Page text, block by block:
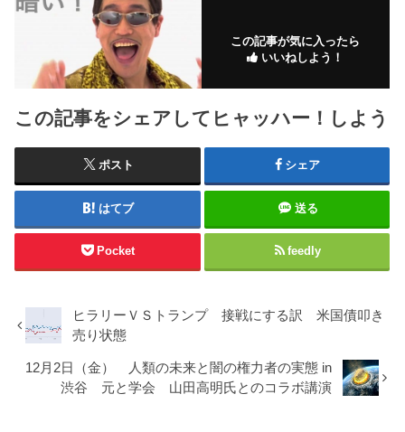
この記事が気に入ったら
いいねしよう！
この記事をシェアしてヒャッハー！しよう
ポスト シェア
はてブ 送る
Pocket feedly
ヒラリーＶＳトランプ 接戦にする訳 米国債叩き
売り状態
12月2日（金） 人類の未来と闇の権力者の実態 in
渋谷 元と学会 山田高明氏とのコラボ講演